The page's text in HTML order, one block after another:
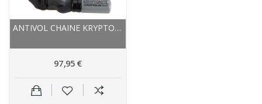
ANTIVOL CHAINE KRYPTONITE ACIER TRAITÉ...
97,95 €